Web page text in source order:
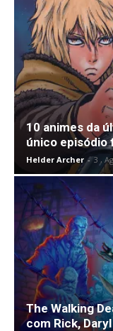
10 animes da
único episódio
Helder Archer - 3 ,
The Walking
com Rick,